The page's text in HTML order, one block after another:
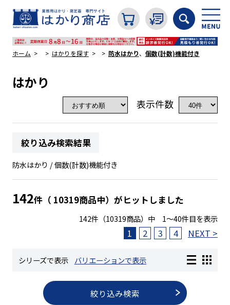
長さ測定器
濃度・環境測定
ホーム はかりを探す 防水はかり、 個数(計数)機能付き
はかり
表示件数
絞り込み検索結果
防水はかり / 個数(計数)機能付き
142件（ 10319商品中）がヒットしました
142件（10319商品）中 1～40件目を表示
1 2 3 4 NEXT >
シリーズで表示 バリエーションで表示
絞り込み検索